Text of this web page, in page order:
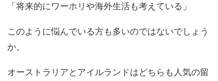
「将来的にワーホリや海外生活も考えている」
このように悩んでいる方も多いのではないでしょう
か。
オーストラリアとアイルランドはどちらも人気の留